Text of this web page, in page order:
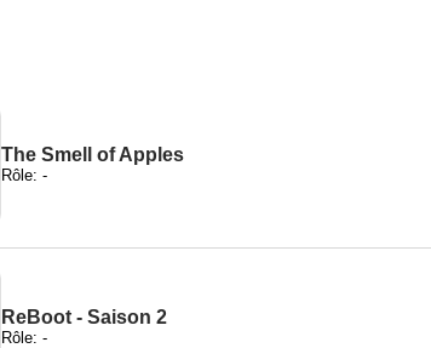
The Smell of Apples
Rôle: -
ReBoot - Saison 2
Rôle: -